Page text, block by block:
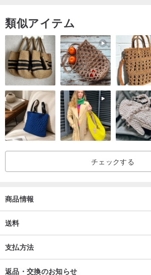
類似アイテム
チェックする
商品情報
送料
支払方法
返品・交換のお知らせ